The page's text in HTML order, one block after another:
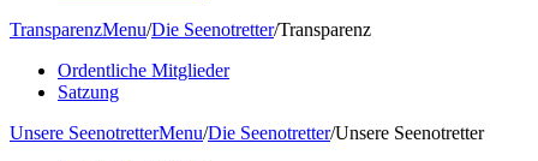
TransparenzMenu/Die Seenotretter/Transparenz
Ordentliche Mitglieder
Satzung
Unsere SeenotretterMenu/Die Seenotretter/Unsere Seenotretter